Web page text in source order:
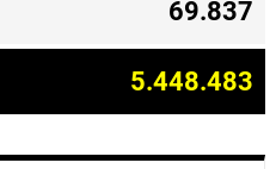
69.837
5.448.483